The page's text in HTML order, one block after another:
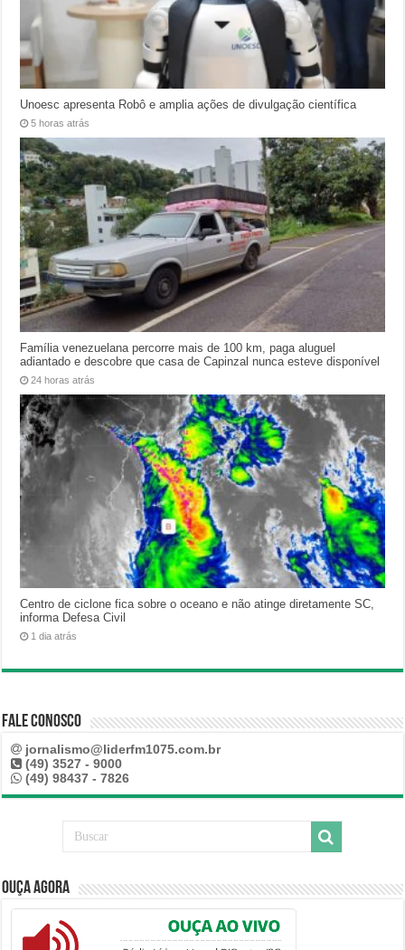
Unoesc apresenta Robô e amplia ações de divulgação científica
5 horas atrás
Família venezuelana percorre mais de 100 km, paga aluguel
adiantado e descobre que casa de Capinzal nunca esteve disponível
24 horas atrás
Centro de ciclone fica sobre o oceano e não atinge diretamente SC,
informa Defesa Civil
1 dia atrás
Fale Conosco
jornalismo@liderfm1075.com.br
(49) 3527 - 9000
(49) 98437 - 7826
Ouça Agora